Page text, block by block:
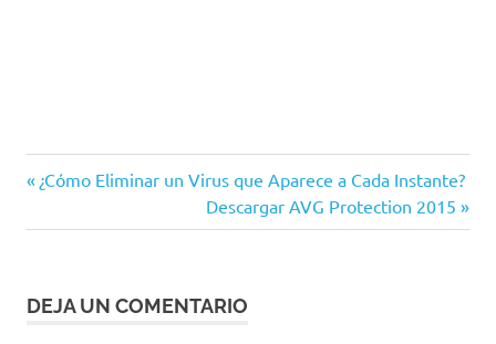
Secure
Seguridad
Navegación
de
Entrada
¿Cómo Eliminar un Virus que Aparece a Cada Instante?
Siguiente
entrada:
Descargar AVG Protection 2015
DEJA UN COMENTARIO